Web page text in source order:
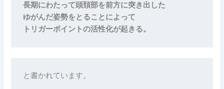
長期にわたって頭頚部を前方に突き出した
ゆがんだ姿勢をとることによって
トリガーポイントの活性化が起きる。
と書かれています。